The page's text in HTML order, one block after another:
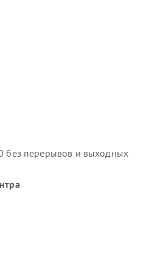
без перерывов и выходных